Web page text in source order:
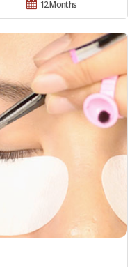
12 Months